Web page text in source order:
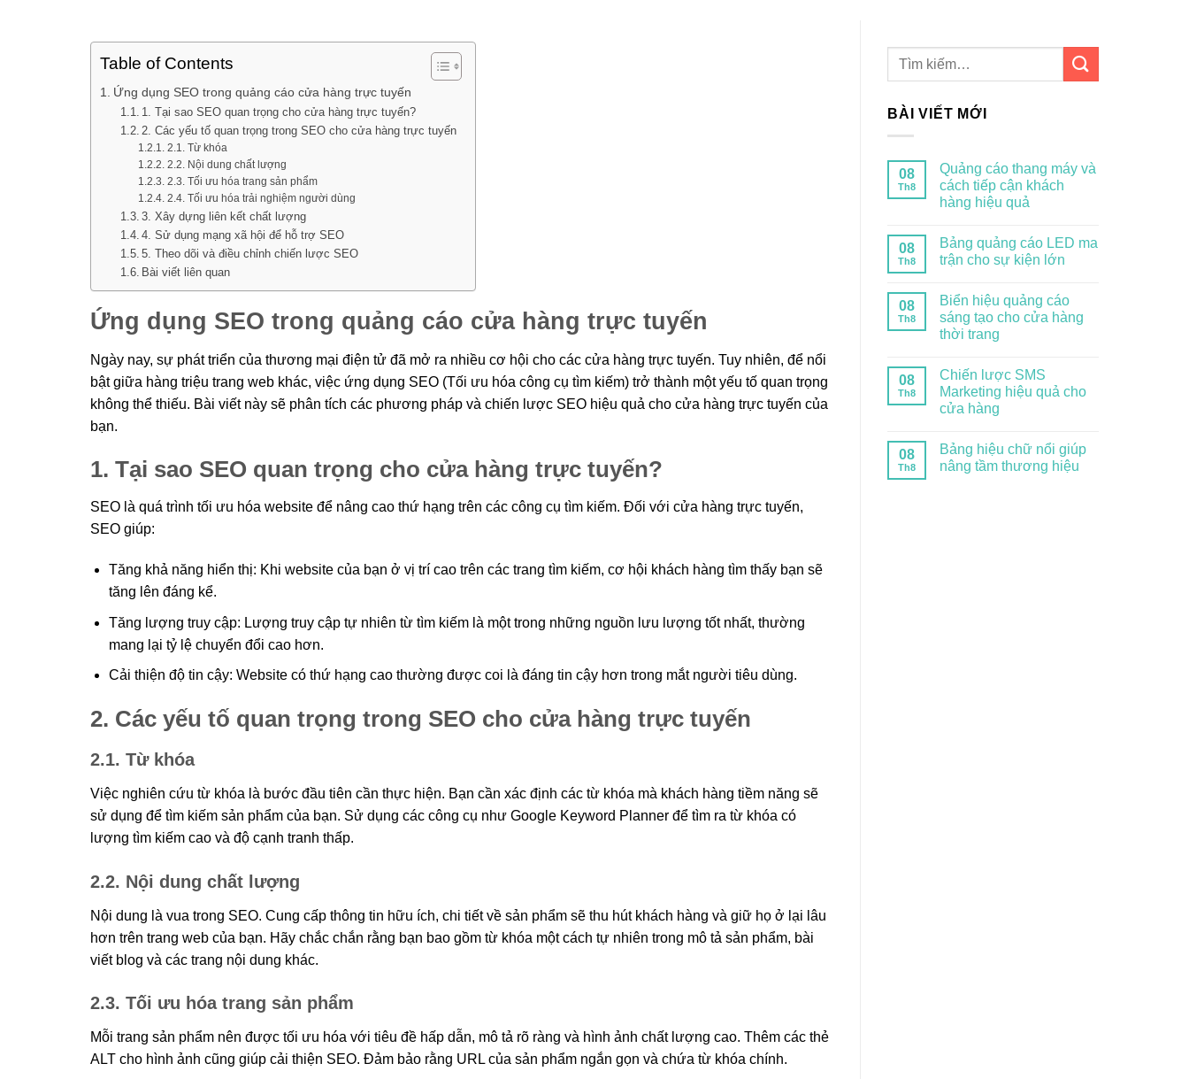
Table of Contents
Ứng dụng SEO trong quảng cáo cửa hàng trực tuyến
1. Tại sao SEO quan trọng cho cửa hàng trực tuyến?
2. Các yếu tố quan trọng trong SEO cho cửa hàng trực tuyến
2.1. Từ khóa
2.2. Nội dung chất lượng
2.3. Tối ưu hóa trang sản phẩm
2.4. Tối ưu hóa trải nghiệm người dùng
3. Xây dựng liên kết chất lượng
4. Sử dụng mạng xã hội để hỗ trợ SEO
5. Theo dõi và điều chỉnh chiến lược SEO
Bài viết liên quan
Ứng dụng SEO trong quảng cáo cửa hàng trực tuyến
Ngày nay, sự phát triển của thương mại điện tử đã mở ra nhiều cơ hội cho các cửa hàng trực tuyến. Tuy nhiên, để nổi
bật giữa hàng triệu trang web khác, việc ứng dụng SEO (Tối ưu hóa công cụ tìm kiếm) trở thành một yếu tố quan trọng
không thể thiếu. Bài viết này sẽ phân tích các phương pháp và chiến lược SEO hiệu quả cho cửa hàng trực tuyến của
bạn.
1. Tại sao SEO quan trọng cho cửa hàng trực tuyến?
SEO là quá trình tối ưu hóa website để nâng cao thứ hạng trên các công cụ tìm kiếm. Đối với cửa hàng trực tuyến,
SEO giúp:
Tăng khả năng hiển thị: Khi website của bạn ở vị trí cao trên các trang tìm kiếm, cơ hội khách hàng tìm thấy bạn sẽ
tăng lên đáng kể.
Tăng lượng truy cập: Lượng truy cập tự nhiên từ tìm kiếm là một trong những nguồn lưu lượng tốt nhất, thường
mang lại tỷ lệ chuyển đổi cao hơn.
Cải thiện độ tin cậy: Website có thứ hạng cao thường được coi là đáng tin cậy hơn trong mắt người tiêu dùng.
2. Các yếu tố quan trọng trong SEO cho cửa hàng trực tuyến
2.1. Từ khóa
Việc nghiên cứu từ khóa là bước đầu tiên cần thực hiện. Bạn cần xác định các từ khóa mà khách hàng tiềm năng sẽ
sử dụng để tìm kiếm sản phẩm của bạn. Sử dụng các công cụ như Google Keyword Planner để tìm ra từ khóa có
lượng tìm kiếm cao và độ cạnh tranh thấp.
2.2. Nội dung chất lượng
Nội dung là vua trong SEO. Cung cấp thông tin hữu ích, chi tiết về sản phẩm sẽ thu hút khách hàng và giữ họ ở lại lâu
hơn trên trang web của bạn. Hãy chắc chắn rằng bạn bao gồm từ khóa một cách tự nhiên trong mô tả sản phẩm, bài
viết blog và các trang nội dung khác.
2.3. Tối ưu hóa trang sản phẩm
Mỗi trang sản phẩm nên được tối ưu hóa với tiêu đề hấp dẫn, mô tả rõ ràng và hình ảnh chất lượng cao. Thêm các thẻ
ALT cho hình ảnh cũng giúp cải thiện SEO. Đảm bảo rằng URL của sản phẩm ngắn gọn và chứa từ khóa chính.
BÀI VIẾT MỚI
08
Th8
Quảng cáo thang máy và
cách tiếp cận khách
hàng hiệu quả
08
Th8
Bảng quảng cáo LED ma
trận cho sự kiện lớn
08
Th8
Biển hiệu quảng cáo
sáng tạo cho cửa hàng
thời trang
08
Th8
Chiến lược SMS
Marketing hiệu quả cho
cửa hàng
08
Th8
Bảng hiệu chữ nổi giúp
nâng tầm thương hiệu